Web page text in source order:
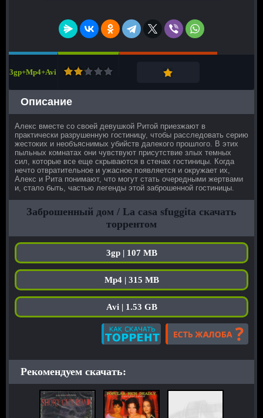
3gp+Mp4+Avi
Описание
Алекс вместе со своей девушкой Ритой приезжают в
практически разрушенную гостиницу, чтобы расследовать серию
жестоких и необъяснимых убийств далекого прошлого. В этих
пыльных комнатах они чувствуют присутствие злых темных
сил, которые все еще скрываются в стенах гостиницы. Когда
нечто отвратительное и ужасное появляется и окружает их,
Алекс и Рита понимают, что могут стать очередными жертвами
и, стало быть, частью легенды этой заброшенной гостиницы.
Заброшенный дом / La casa sfuggita скачать
торрентом
3gp | 107 MB
Mp4 | 315 MB
Avi | 1.53 GB
Рекомендуем скачать: